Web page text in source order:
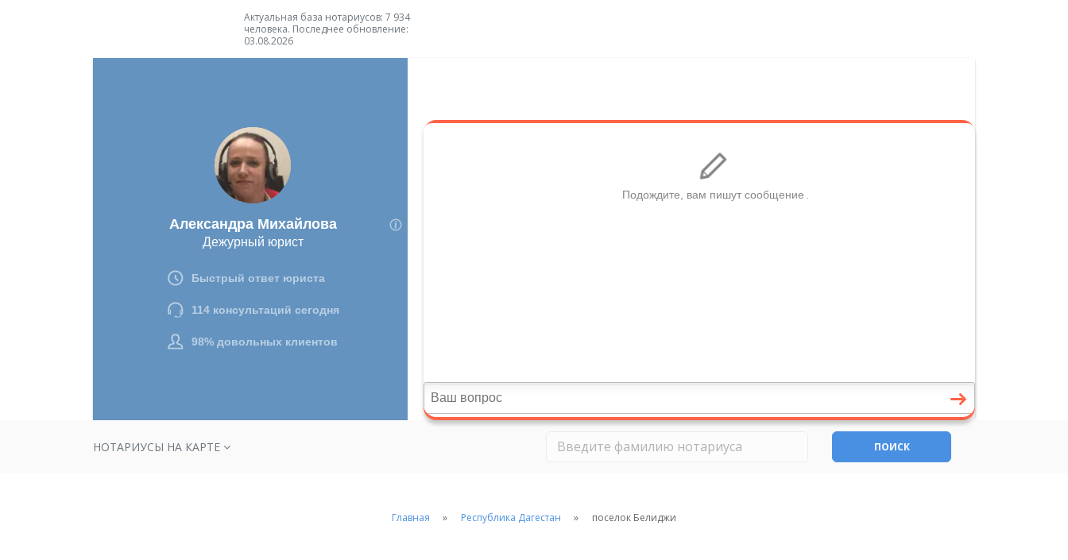
Актуальная база нотариусов: 7 934
человека. Последнее обновление:
03.08.2026
НОТАРИУСЫ НА КАРТЕ ПОИСК
Главная Республика Дагестан поселок Белиджи